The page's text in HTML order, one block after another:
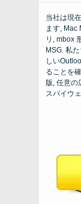
当社は現
ます, Mac
リ, mbox
MSG. 私
しい
ることを
版, 任意の
スパイウ